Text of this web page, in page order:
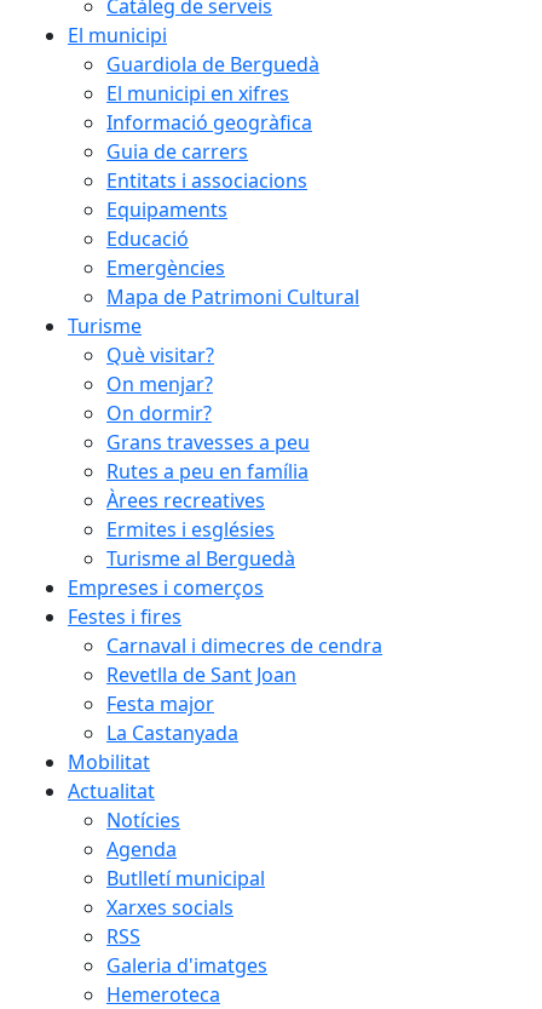
Catàleg de serveis
El municipi
Guardiola de Berguedà
El municipi en xifres
Informació geogràfica
Guia de carrers
Entitats i associacions
Equipaments
Educació
Emergències
Mapa de Patrimoni Cultural
Turisme
Què visitar?
On menjar?
On dormir?
Grans travesses a peu
Rutes a peu en família
Àrees recreatives
Ermites i esglésies
Turisme al Berguedà
Empreses i comerços
Festes i fires
Carnaval i dimecres de cendra
Revetlla de Sant Joan
Festa major
La Castanyada
Mobilitat
Actualitat
Notícies
Agenda
Butlletí municipal
Xarxes socials
RSS
Galeria d'imatges
Hemeroteca